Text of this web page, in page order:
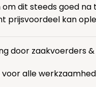
dit steeds goed na
prijsvoordeel kan
door zaakvoerders
alle